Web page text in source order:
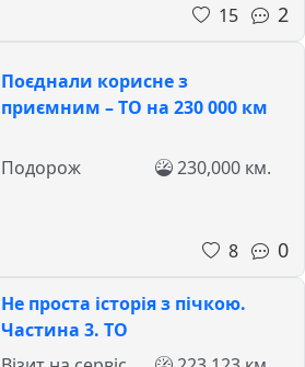
15 2
Поєднали корисне з
приємним – ТО на 230 000 км
Подорож 230,000 км.
8 0
Не проста історія з пічкою.
Частина 3. ТО